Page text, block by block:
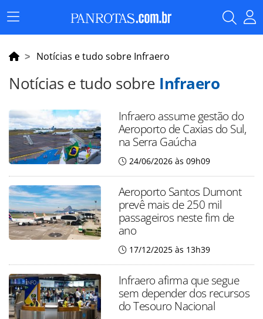
Menu
Principal
Notícias e tudo sobre Infraero
Notícias e tudo sobre Infraero
Infraero assume gestão do
Aeroporto de Caxias do Sul,
na Serra Gaúcha
24/06/2026 às 09h09
Aeroporto Santos Dumont
prevê mais de 250 mil
passageiros neste fim de
ano
17/12/2025 às 13h39
Infraero afirma que segue
sem depender dos recursos
do Tesouro Nacional